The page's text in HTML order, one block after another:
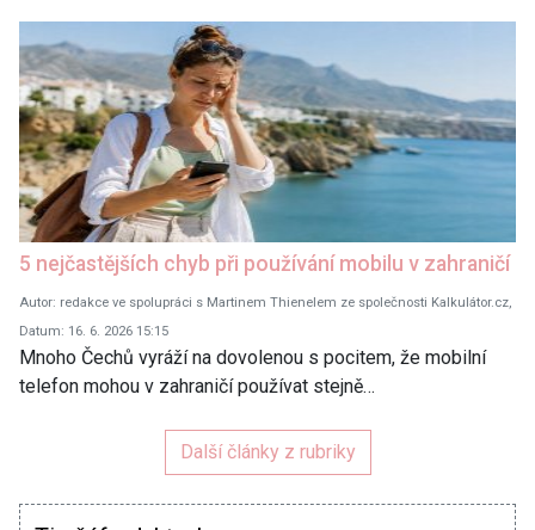
5 nejčastějších chyb při používání mobilu v zahraničí
Autor: redakce ve spolupráci s Martinem Thienelem ze společnosti Kalkulátor.cz,
Datum: 16. 6. 2026 15:15
Mnoho Čechů vyráží na dovolenou s pocitem, že mobilní
telefon mohou v zahraničí používat stejně…
Další články z rubriky